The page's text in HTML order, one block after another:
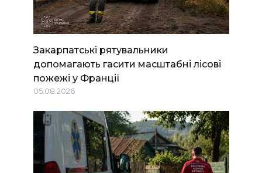
Закарпатські рятувальники
допомагають гасити масштабні лісові
пожежі у Франції
05.08.2026